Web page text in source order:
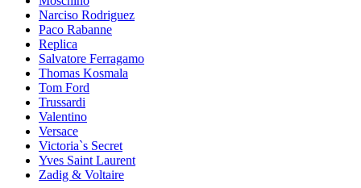
Narciso Rodriguez
Paco Rabanne
Replica
Salvatore Ferragamo
Thomas Kosmala
Tom Ford
Trussardi
Valentino
Versace
Victoria`s Secret
Yves Saint Laurent
Zadig & Voltaire